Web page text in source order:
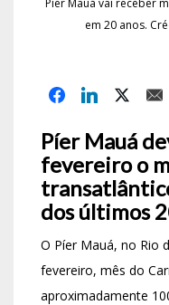
Píer Mauá vai receber
em 20 anos.
Píer Mauá
fevereiro o
dos últimos
O Píer Mauá, no Rio
fevereiro, mês do
aproximadamente